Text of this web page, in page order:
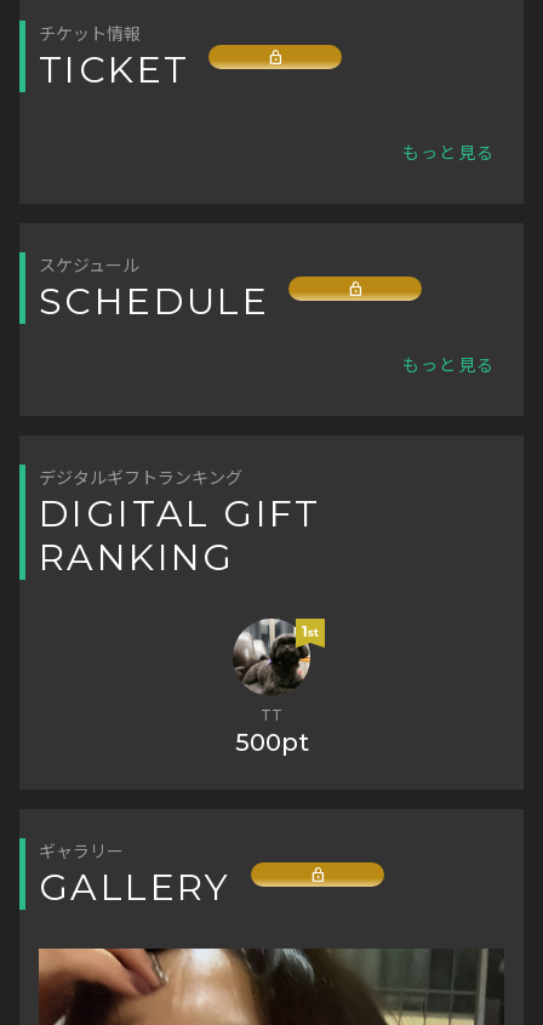
チケット情報
TICKET Lock
もっと見る
スケジュール
SCHEDULE Lock
もっと見る
デジタルギフトランキング
DIGITAL GIFT
RANKING
TT
500pt
ギャラリー
GALLERY Lock